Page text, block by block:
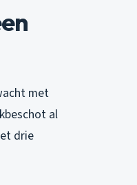
met
al
drie